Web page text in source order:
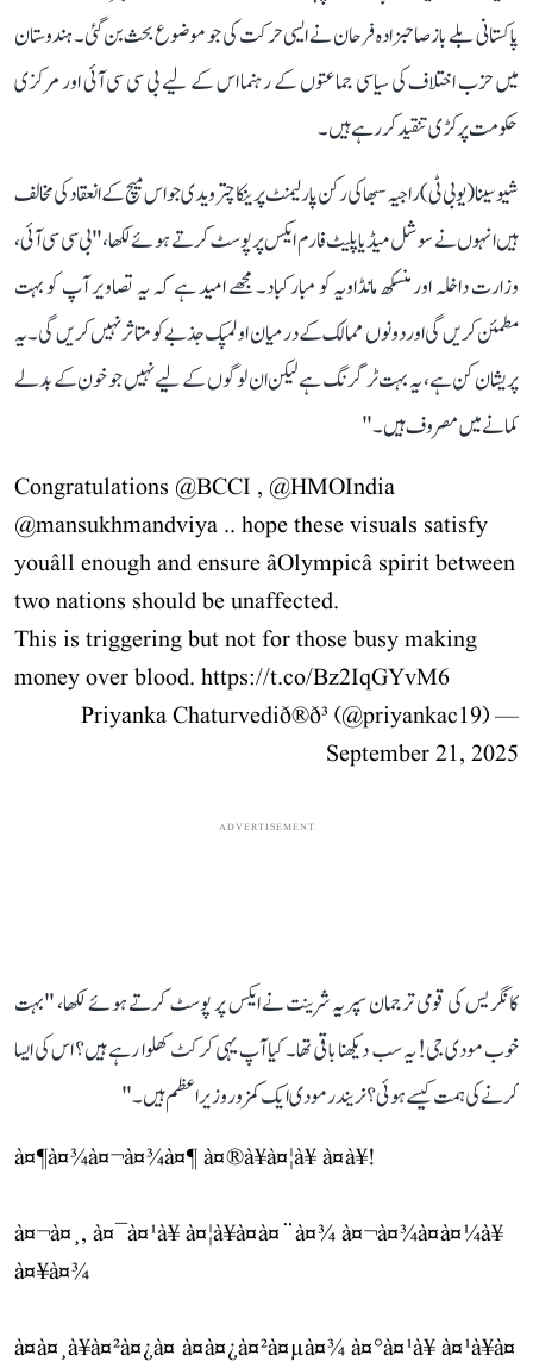
پاکستانی بلے باز صاحبزادہ فرحان نے ایسی حرکت کی جو موضوع بحث بن گئی۔ ہندوستان
میں حزب اختلاف کی سیاسی جماعتوں کے رہنما اس کے لیے بی سی سی آئی اور مرکزی
حکومت پر کڑی تنقید کر رہے ہیں۔
شیو سینا (یو بی ٹی) راجیہ سبھا کی رکن پارلیمنٹ پرینکا چترویدی جو اس میچ کے انعقاد کی مخالف
ہیں انہوں نے سوشل میڈیا پلیٹ فارم ایکس پر پوسٹ کرتے ہوئے لکھا، "بی سی سی آئی،
وزارت داخلہ اور منسکھ مانڈاویہ کو مبارکباد۔ مجھے امید ہے کہ یہ تصاویر آپ کو بہت
مطمئن کریں گی اور دونوں ممالک کے درمیان اولمپک جذبے کو متاثر نہیں کریں گی۔ یہ
پریشان کن ہے، یہ بہت ٹرگرنگ ہے لیکن ان لوگوں کے لیے نہیں جو خون کے بدلے
کمانے میں مصروف ہیں۔"
Congratulations @BCCI , @HMOIndia
@mansukhmandviya .. hope these visuals satisfy
youâll enough and ensure âOlympicâ spirit between
two nations should be unaffected.
This is triggering but not for those busy making
money over blood. https://t.co/Bz2IqGYvM6
— Priyanka Chaturvedið®ð³ (@priyankac19)
September 21, 2025
ADVERTISEMENT
کانگریس کی قومی ترجمان سپریہ شرینت نے ایکس پر پوسٹ کرتے ہوئے لکھا، "بہت
خوب مودی جی! یہ سب دیکھنا باقی تھا۔ کیا آپ یہی کرکٹ کھلوا رہے ہیں؟ اس کی ایسا
کرنے کی ہمت کیسے ہوئی؟ نریندر مودی ایک کمزور وزیر اعظم ہیں۔"
à¤¶à¤¾à¤¬à¤¾à¤¶ à¤®à¥à¤¦à¥ à¤à¥!
à¤¬à¤¸, à¤¯à¤¹à¥ à¤¦à¥à¤à¤¨à¤¾ à¤¬à¤¾à¤à¤¼à¥
à¤¥à¤¾
à¤à¤¸à¥à¤²à¤¿à¤ à¤à¤¿à¤²à¤µà¤¾ à¤°à¤¹à¥ à¤¹à¥à¤